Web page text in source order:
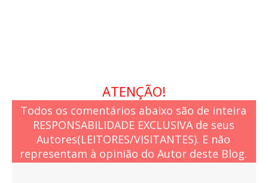
ATENÇÃO!
Todos os comentários abaixo são de inteira
RESPONSABILIDADE EXCLUSIVA de seus
Autores(LEITORES/VISITANTES). E não
representam à opinião do Autor deste Blog.